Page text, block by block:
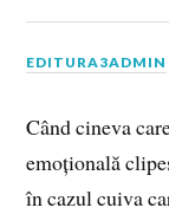
EDITURA3ADMIN
Când cineva
emoțională
în cazul cuiva